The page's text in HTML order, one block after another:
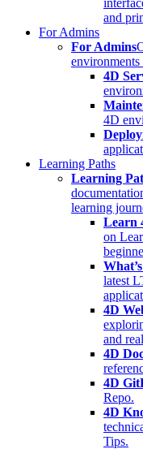
and
For Admins
For Admins
4D
4D
Learning Paths
Learning
learning
Learn
on
latest
4D
and
4D
4D
Repo.
4D
Tips.